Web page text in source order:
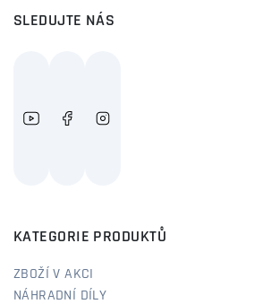
SLEDUJTE NÁS
KATEGORIE PRODUKTŮ
ZBOŽÍ V AKCI
NÁHRADNÍ DÍLY